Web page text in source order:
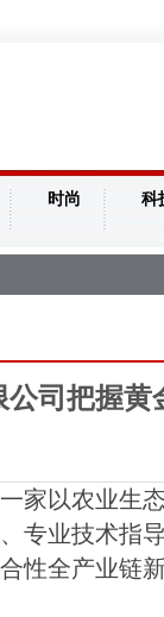
时尚 科
司把握黄
家以农业生
专业技术指
性全产业链